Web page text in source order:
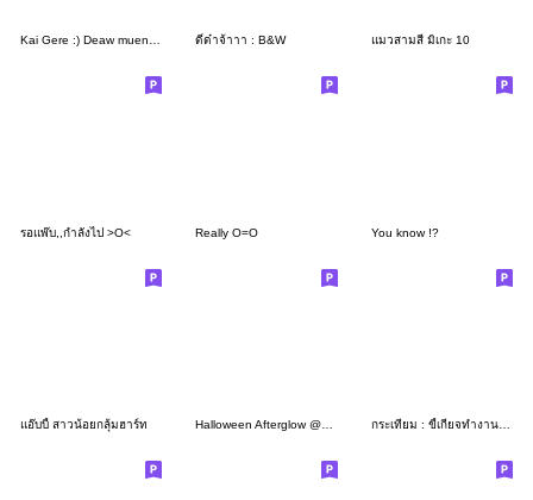
Kai Gere :) Deaw mueng jer gu _*_ ดี๋ด๋าจ้าาา : B&W แมวสามสี มิเกะ 10
รอแพ๊บ,,กำลังไป >O< Really O=O You know !?
แอ๊บบี้ สาวน้อยกลุ้มฮาร์ท กระเทียม : ขี้เกียจทำงาน (มินิ)